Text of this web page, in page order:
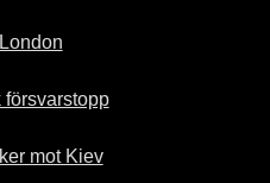
försvarstopp
mot Kiev